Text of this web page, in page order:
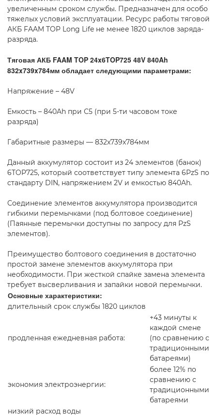
увеличенным сроком службы. Предназначен для особо
тяжелых условий эксплуатации. Ресурс работы тяговой
АКБ FAAM TOP Long Life не менее 1820 циклов заряда-
разряда.
Тяговая АКБ FAAM TOP 24x6TOP725 48V 840Ah
832x739x784мм обладает следующими параметрами:
Напряжение – 48V
Емкость – 840Ah при С5 (при 5-ти часовом токе
разряда)
Габаритные размеры — 832x739x784мм
Данный аккумулятор состоит из 24 элементов (банок)
6TOP725, который соответствует типу элемента 6PzS по
стандарту DIN, напряжением 2V и емкостью 840Ah.
Соединение элементов аккумулятора производится
гибкими перемычками (под болтовое соединение)
(Паянные перемычки доступны по запросу для PzS
элементов).
Преимущество болтового соединения в достаточно
простой замене элементов аккумулятора при
необходимости. При жесткой спайке замена элемента
требует высверливания и запайки новой перемычки.
Основные характеристики:
длительный срок службы 1820 циклов
продленная ежедневная работа:
+43 минуты к
каждой смене
(по сравнению с
традиционными
батареями)
экономия электроэнергии:
более 12% по
сравнению с
традиционными
батареями
низкий расход воды